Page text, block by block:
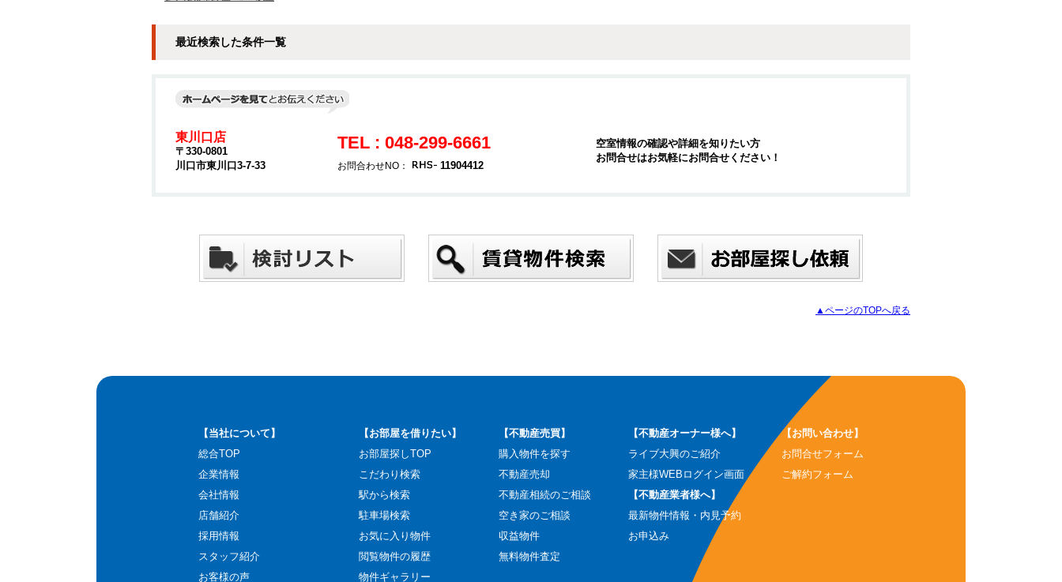
最近検索した条件一覧
東川口店
〒330-0801
川口市東川口3-7-33
TEL : 048-299-6661
お問合わせNO： 11904412
空室情報の確認や詳細を知りたい方
お問合せはお気軽にお問合せください！
▲ページのTOPへ戻る
【当社について】
総合TOP
企業情報
会社情報
店舗紹介
採用情報
スタッフ紹介
お客様の声
【お部屋を借りたい】
お部屋探しTOP
こだわり検索
駅から検索
駐車場検索
お気に入り物件
閲覧物件の履歴
物件ギャラリー
【不動産売買】
購入物件を探す
不動産売却
不動産相続のご相談
空き家のご相談
収益物件
無料物件査定
【不動産オーナー様へ】
ライブ大興のご紹介
家主様WEBログイン画面
【不動産業者様へ】
最新物件情報・内見予約
お申込み
【お問い合わせ】
お問合せフォーム
ご解約フォーム